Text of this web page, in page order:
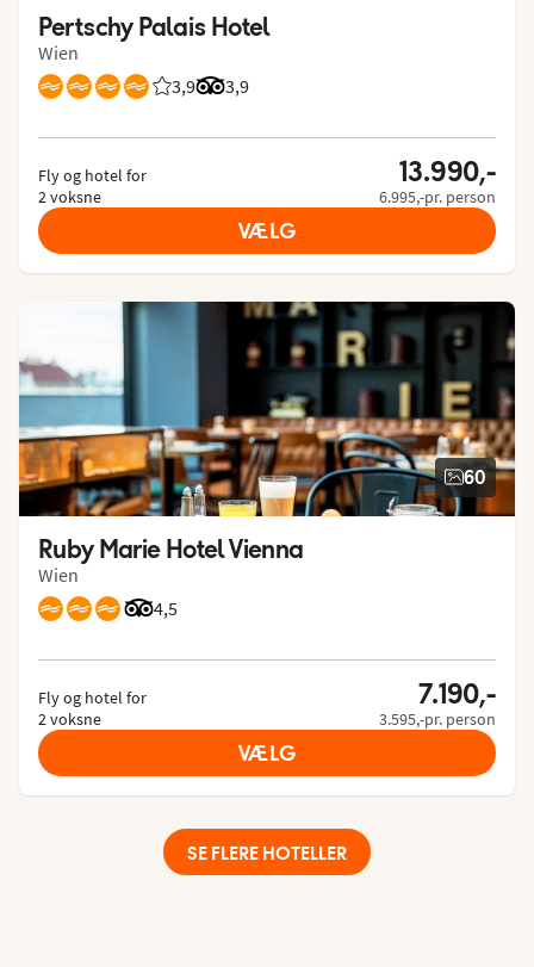
Pertschy Palais Hotel
Wien
3,9
Bedømmelse fra Spies gæster: 3.941/5
3,9
Bedømmelse fra Tripadvisor: 3.9 of 5
Fly og hotel for
2 voksne
13.990,-
6.995,-pr. person
VÆLG
60
Ruby Marie Hotel Vienna
Wien
4,5
Bedømmelse fra Tripadvisor: 4.5 of 5
Fly og hotel for
2 voksne
7.190,-
3.595,-pr. person
VÆLG
SE FLERE HOTELLER